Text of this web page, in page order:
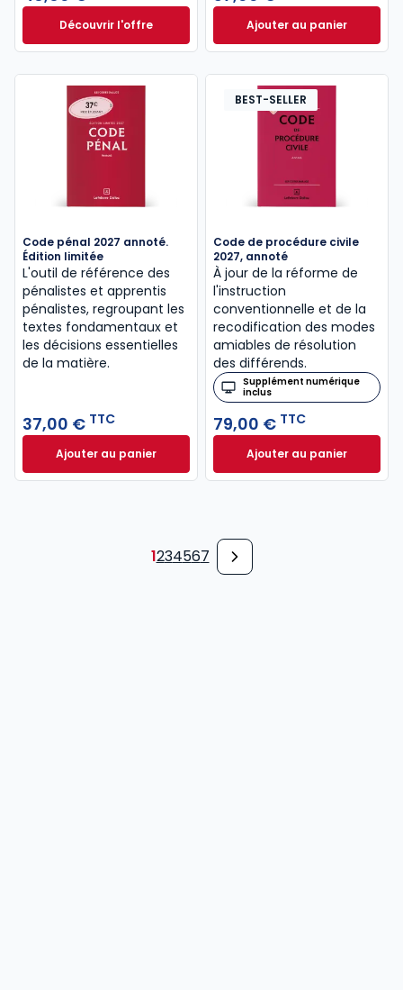
Découvrir l'offreLe guide pénal 2026. 27e éd. à partir de
Dès
Ajouter au panier
Code de
Code pénal 2027 annoté.
Édition limitée
L'outil de référence des
pénalistes et apprentis
pénalistes, regroupant les
textes fondamentaux et
les décisions essentielles
de la matière.
37,00 € TTC
Ajouter au panierCode pénal 2027 annoté. Édition limitée à 37,00 €
BEST-SELLER
Code de procédure civile
2027, annoté
À jour de la réforme de
l'instruction
conventionnelle et de la
recodification des modes
amiables de résolution
des différends.
Supplément numérique
inclus
79,00 € TTC
Ajouter au panier
Code de
1234567